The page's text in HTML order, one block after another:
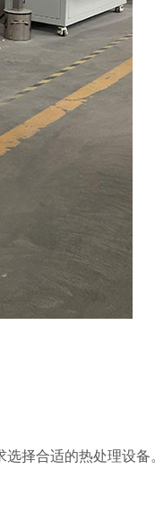
择合适的热处理设